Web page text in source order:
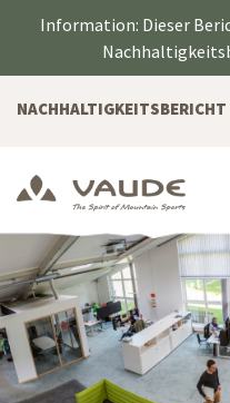
Information: Dieser